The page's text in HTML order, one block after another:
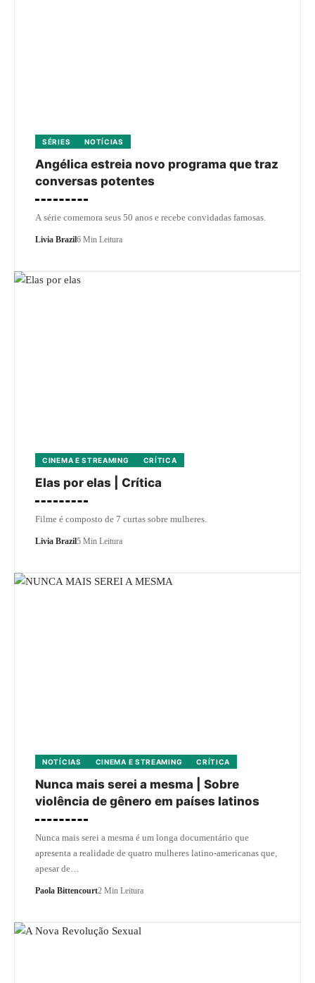
SÉRIES NOTÍCIAS
Angélica estreia novo programa que traz
conversas potentes
A série comemora seus 50 anos e recebe convidadas famosas.
Livia Brazil6 Min Leitura
CINEMA E STREAMING CRÍTICA
Elas por elas | Crítica
Filme é composto de 7 curtas sobre mulheres.
Livia Brazil5 Min Leitura
NOTÍCIAS CINEMA E STREAMING CRÍTICA
Nunca mais serei a mesma | Sobre
violência de gênero em países latinos
Nunca mais serei a mesma é um longa documentário que
apresenta a realidade de quatro mulheres latino-americanas que,
apesar de…
Paola Bittencourt2 Min Leitura